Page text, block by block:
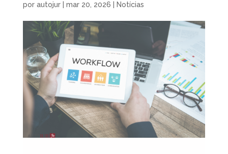
por autojur| mar 20, 2026 Notícias